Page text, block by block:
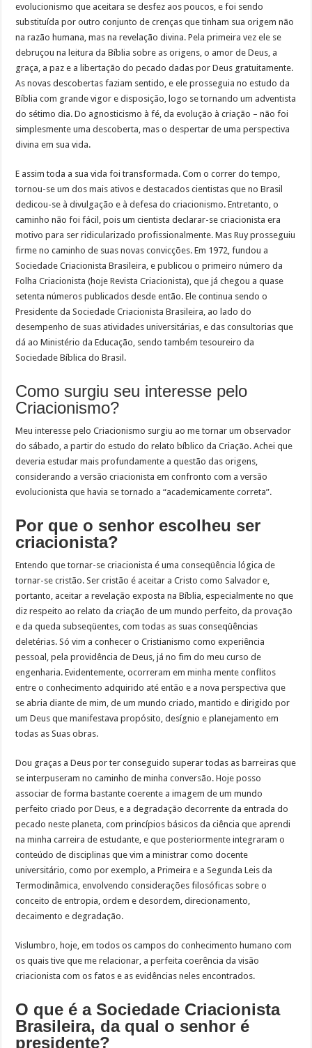
evolucionismo que aceitara se desfez aos poucos, e foi sendo
substituída por outro conjunto de crenças que tinham sua origem não
na razão humana, mas na revelação divina. Pela primeira vez ele se
debruçou na leitura da Bíblia sobre as origens, o amor de Deus, a
graça, a paz e a libertação do pecado dadas por Deus gratuitamente.
As novas descobertas faziam sentido, e ele prosseguia no estudo da
Bíblia com grande vigor e disposição, logo se tornando um adventista
do sétimo dia. Do agnosticismo à fé, da evolução à criação – não foi
simplesmente uma descoberta, mas o despertar de uma perspectiva
divina em sua vida.
E assim toda a sua vida foi transformada. Com o correr do tempo,
tornou-se um dos mais ativos e destacados cientistas que no Brasil
dedicou-se à divulgação e à defesa do criacionismo. Entretanto, o
caminho não foi fácil, pois um cientista declarar-se criacionista era
motivo para ser ridicularizado profissionalmente. Mas Ruy prosseguiu
firme no caminho de suas novas convicções. Em 1972, fundou a
Sociedade Criacionista Brasileira, e publicou o primeiro número da
Folha Criacionista (hoje Revista Criacionista), que já chegou a quase
setenta números publicados desde então. Ele continua sendo o
Presidente da Sociedade Criacionista Brasileira, ao lado do
desempenho de suas atividades universitárias, e das consultorias que
dá ao Ministério da Educação, sendo também tesoureiro da
Sociedade Bíblica do Brasil.
Como surgiu seu interesse pelo
Criacionismo?
Meu interesse pelo Criacionismo surgiu ao me tornar um observador
do sábado, a partir do estudo do relato bíblico da Criação. Achei que
deveria estudar mais profundamente a questão das origens,
considerando a versão criacionista em confronto com a versão
evolucionista que havia se tornado a “academicamente correta”.
Por que o senhor escolheu ser
criacionista?
Entendo que tornar-se criacionista é uma conseqüência lógica de
tornar-se cristão. Ser cristão é aceitar a Cristo como Salvador e,
portanto, aceitar a revelação exposta na Bíblia, especialmente no que
diz respeito ao relato da criação de um mundo perfeito, da provação
e da queda subseqüentes, com todas as suas conseqüências
deletérias. Só vim a conhecer o Cristianismo como experiência
pessoal, pela providência de Deus, já no fim do meu curso de
engenharia. Evidentemente, ocorreram em minha mente conflitos
entre o conhecimento adquirido até então e a nova perspectiva que
se abria diante de mim, de um mundo criado, mantido e dirigido por
um Deus que manifestava propósito, desígnio e planejamento em
todas as Suas obras.
Dou graças a Deus por ter conseguido superar todas as barreiras que
se interpuseram no caminho de minha conversão. Hoje posso
associar de forma bastante coerente a imagem de um mundo
perfeito criado por Deus, e a degradação decorrente da entrada do
pecado neste planeta, com princípios básicos da ciência que aprendi
na minha carreira de estudante, e que posteriormente integraram o
conteúdo de disciplinas que vim a ministrar como docente
universitário, como por exemplo, a Primeira e a Segunda Leis da
Termodinâmica, envolvendo considerações filosóficas sobre o
conceito de entropia, ordem e desordem, direcionamento,
decaimento e degradação.
Vislumbro, hoje, em todos os campos do conhecimento humano com
os quais tive que me relacionar, a perfeita coerência da visão
criacionista com os fatos e as evidências neles encontrados.
O que é a Sociedade Criacionista
Brasileira, da qual o senhor é
presidente?